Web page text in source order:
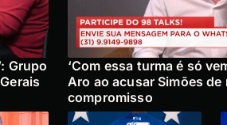
Grupo
‘Com essa turma é só
Aro ao acusar Simões de
compromisso